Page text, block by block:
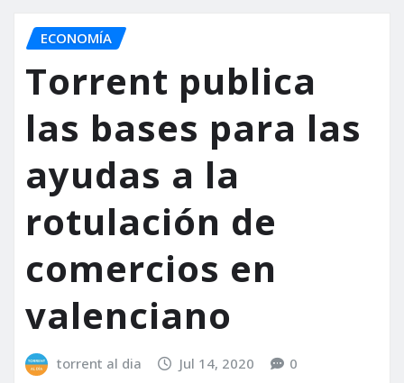
ECONOMÍA
Torrent publica
las bases para las
ayudas a la
rotulación de
comercios en
valenciano
torrent al dia Jul 14, 2020 0